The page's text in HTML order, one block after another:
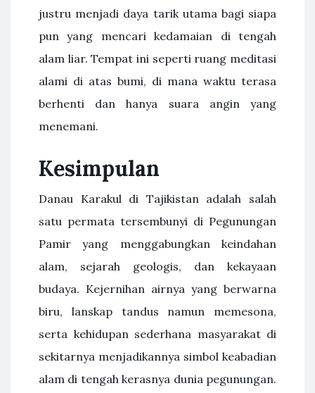
justru menjadi daya tarik utama bagi siapa
pun yang mencari kedamaian di tengah
alam liar. Tempat ini seperti ruang meditasi
alami di atas bumi, di mana waktu terasa
berhenti dan hanya suara angin yang
menemani.
Kesimpulan
Danau Karakul di Tajikistan adalah salah
satu permata tersembunyi di Pegunungan
Pamir yang menggabungkan keindahan
alam, sejarah geologis, dan kekayaan
budaya. Kejernihan airnya yang berwarna
biru, lanskap tandus namun memesona,
serta kehidupan sederhana masyarakat di
sekitarnya menjadikannya simbol keabadian
alam di tengah kerasnya dunia pegunungan.